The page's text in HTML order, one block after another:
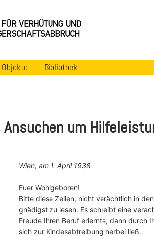
Objekte Bibliothek
Ansuchen um
Wien, am 1. April 1938
Euer Wohlgeboren!
Bitte diese Zeilen, nicht verächtlich in
gnädigst zu lesen. Es schreibt eine
Freude Ihren Beruf erlernte, dann durch
sich zur Kindesabtreibung herbei ließ.